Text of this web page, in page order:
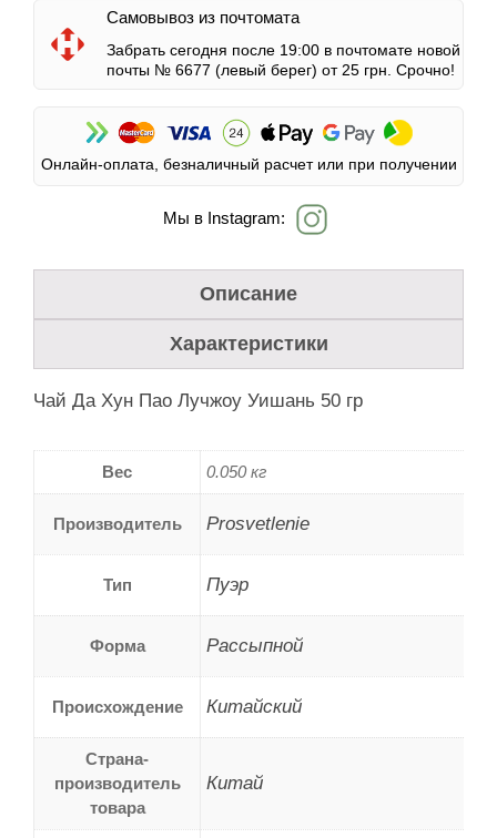
Самовывоз из почтомата
Забрать сегодня после 19:00 в почтомате новой
почты № 6677 (левый берег) от 25 грн. Срочно!
Онлайн-оплата, безналичный расчет или при получении
Мы в Instagram:
Описание
Характеристики
Чай Да Хун Пао Лучжоу Уишань 50 гр
Вес 0.050 кг
Производитель Prosvetlenie
Тип Пуэр
Форма Рассыпной
Происхождение Китайский
Страна-
производитель
товара
Китай